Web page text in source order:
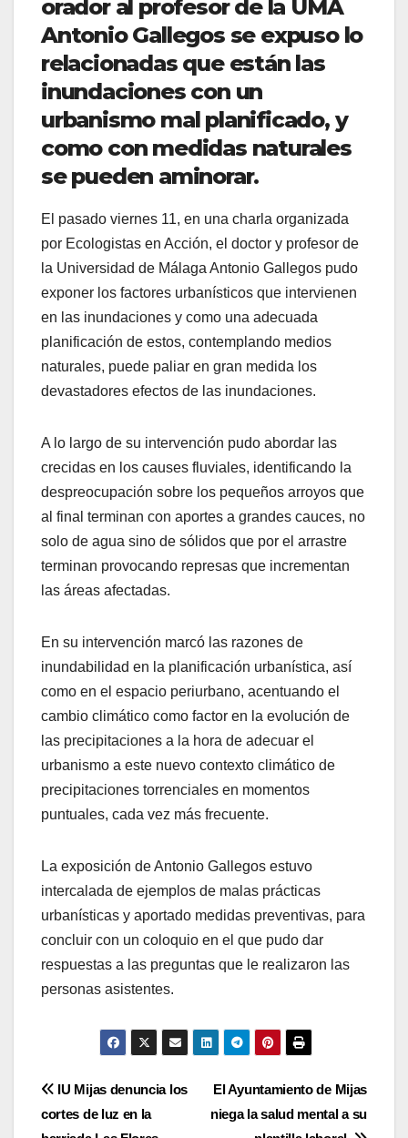
orador al profesor de la UMA
Antonio Gallegos se expuso lo
relacionadas que están las
inundaciones con un
urbanismo mal planificado, y
como con medidas naturales
se pueden aminorar.
El pasado viernes 11, en una charla organizada
por Ecologistas en Acción, el doctor y profesor de
la Universidad de Málaga Antonio Gallegos pudo
exponer los factores urbanísticos que intervienen
en las inundaciones y como una adecuada
planificación de estos, contemplando medios
naturales, puede paliar en gran medida los
devastadores efectos de las inundaciones.
A lo largo de su intervención pudo abordar las
crecidas en los causes fluviales, identificando la
despreocupación sobre los pequeños arroyos que
al final terminan con aportes a grandes cauces, no
solo de agua sino de sólidos que por el arrastre
terminan provocando represas que incrementan
las áreas afectadas.
En su intervención marcó las razones de
inundabilidad en la planificación urbanística, así
como en el espacio periurbano, acentuando el
cambio climático como factor en la evolución de
las precipitaciones a la hora de adecuar el
urbanismo a este nuevo contexto climático de
precipitaciones torrenciales en momentos
puntuales, cada vez más frecuente.
La exposición de Antonio Gallegos estuvo
intercalada de ejemplos de malas prácticas
urbanísticas y aportado medidas preventivas, para
concluir con un coloquio en el que pudo dar
respuestas a las preguntas que le realizaron las
personas asistentes.
Navegación
El Ayuntamiento de Mijas
niega la salud mental a su
IU Mijas denuncia los
cortes de luz en la